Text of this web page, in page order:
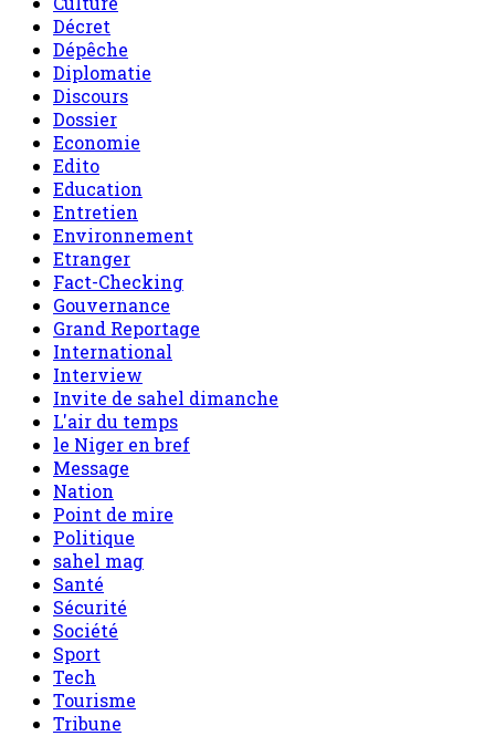
Décret
Dépêche
Diplomatie
Discours
Dossier
Economie
Edito
Education
Entretien
Environnement
Etranger
Fact-Checking
Gouvernance
Grand Reportage
International
Interview
Invite de sahel dimanche
L'air du temps
le Niger en bref
Message
Nation
Point de mire
Politique
sahel mag
Santé
Sécurité
Société
Sport
Tech
Tourisme
Tribune